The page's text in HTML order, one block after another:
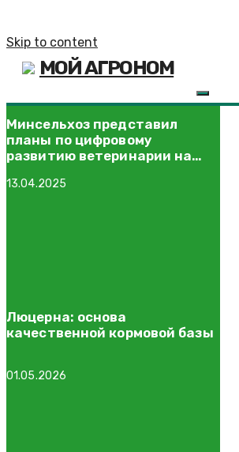
Skip to content
МОЙ АГРОНОМ
Минсельхоз представил
планы по цифровому
развитию ветеринарии на
13.04.2025
Люцерна: основа
качественной кормовой базы
01.05.2026